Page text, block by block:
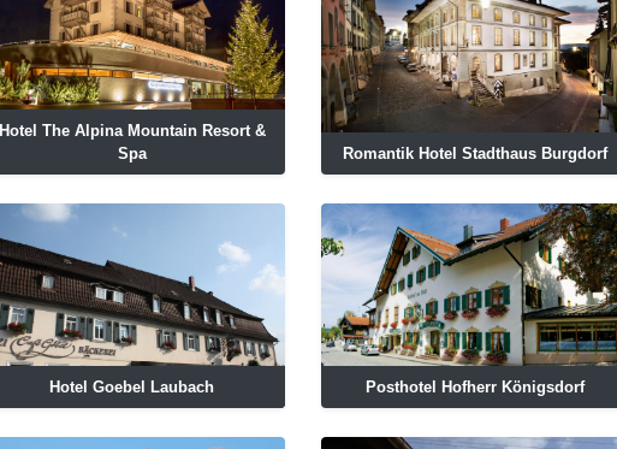
Hotel The Alpina Mountain Resort &
Spa
Romantik Hotel Stadthaus Burgdorf
Hotel Goebel Laubach Posthotel Hofherr Königsdorf